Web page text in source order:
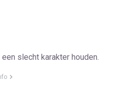
slecht karakter houden.